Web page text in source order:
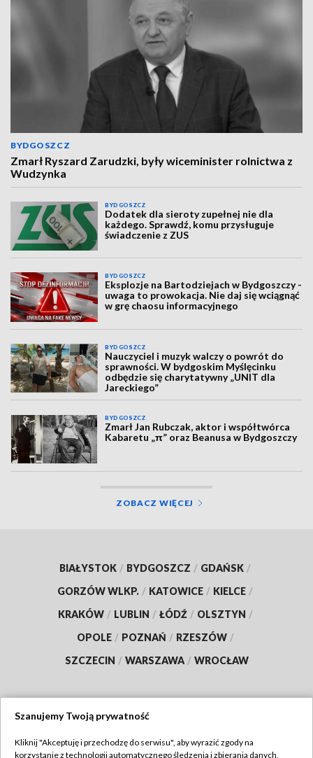
BYDGOSZCZ
Zmarł Ryszard Zarudzki, były wiceminister rolnictwa z
Wudzynka
BYDGOSZCZ
Dodatek dla sieroty zupełnej nie dla
każdego. Sprawdź, komu przysługuje
świadczenie z ZUS
BYDGOSZCZ
Eksplozje na Bartodziejach w Bydgoszczy -
uwaga to prowokacja. Nie daj się wciągnąć
w grę chaosu informacyjnego
BYDGOSZCZ
Nauczyciel i muzyk walczy o powrót do
sprawności. W bydgoskim Myślęcinku
odbędzie się charytatywny „UNIT dla
Jareckiego”
BYDGOSZCZ
Zmarł Jan Rubczak, aktor i współtwórca
Kabaretu „π” oraz Beanusa w Bydgoszczy
ZOBACZ WIĘCEJ
BIAŁYSTOK / BYDGOSZCZ / GDAŃSK /
GORZÓW WLKP. / KATOWICE / KIELCE /
KRAKÓW / LUBLIN / ŁÓDŹ / OLSZTYN /
OPOLE / POZNAŃ / RZESZÓW /
SZCZECIN / WARSZAWA / WROCŁAW
Szanujemy Twoją prywatność
Kliknij "Akceptuję i przechodzę do serwisu", aby wyrazić zgody na
korzystanie z technologii automatycznego śledzenia i zbierania danych,